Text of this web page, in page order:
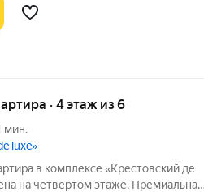
· 4 этаж из 6
мин.
luxe»
в комплексе «Крестовский де
на четвёртом этаже. Премиальная